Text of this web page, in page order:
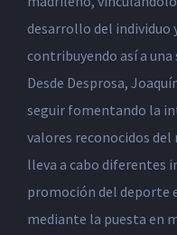
desarrollo del individuo
contribuyendo así a
Desde Desprosa,
seguir fomentando la
valores reconocidos del
lleva a cabo diferentes
promoción del deporte
mediante la puesta en